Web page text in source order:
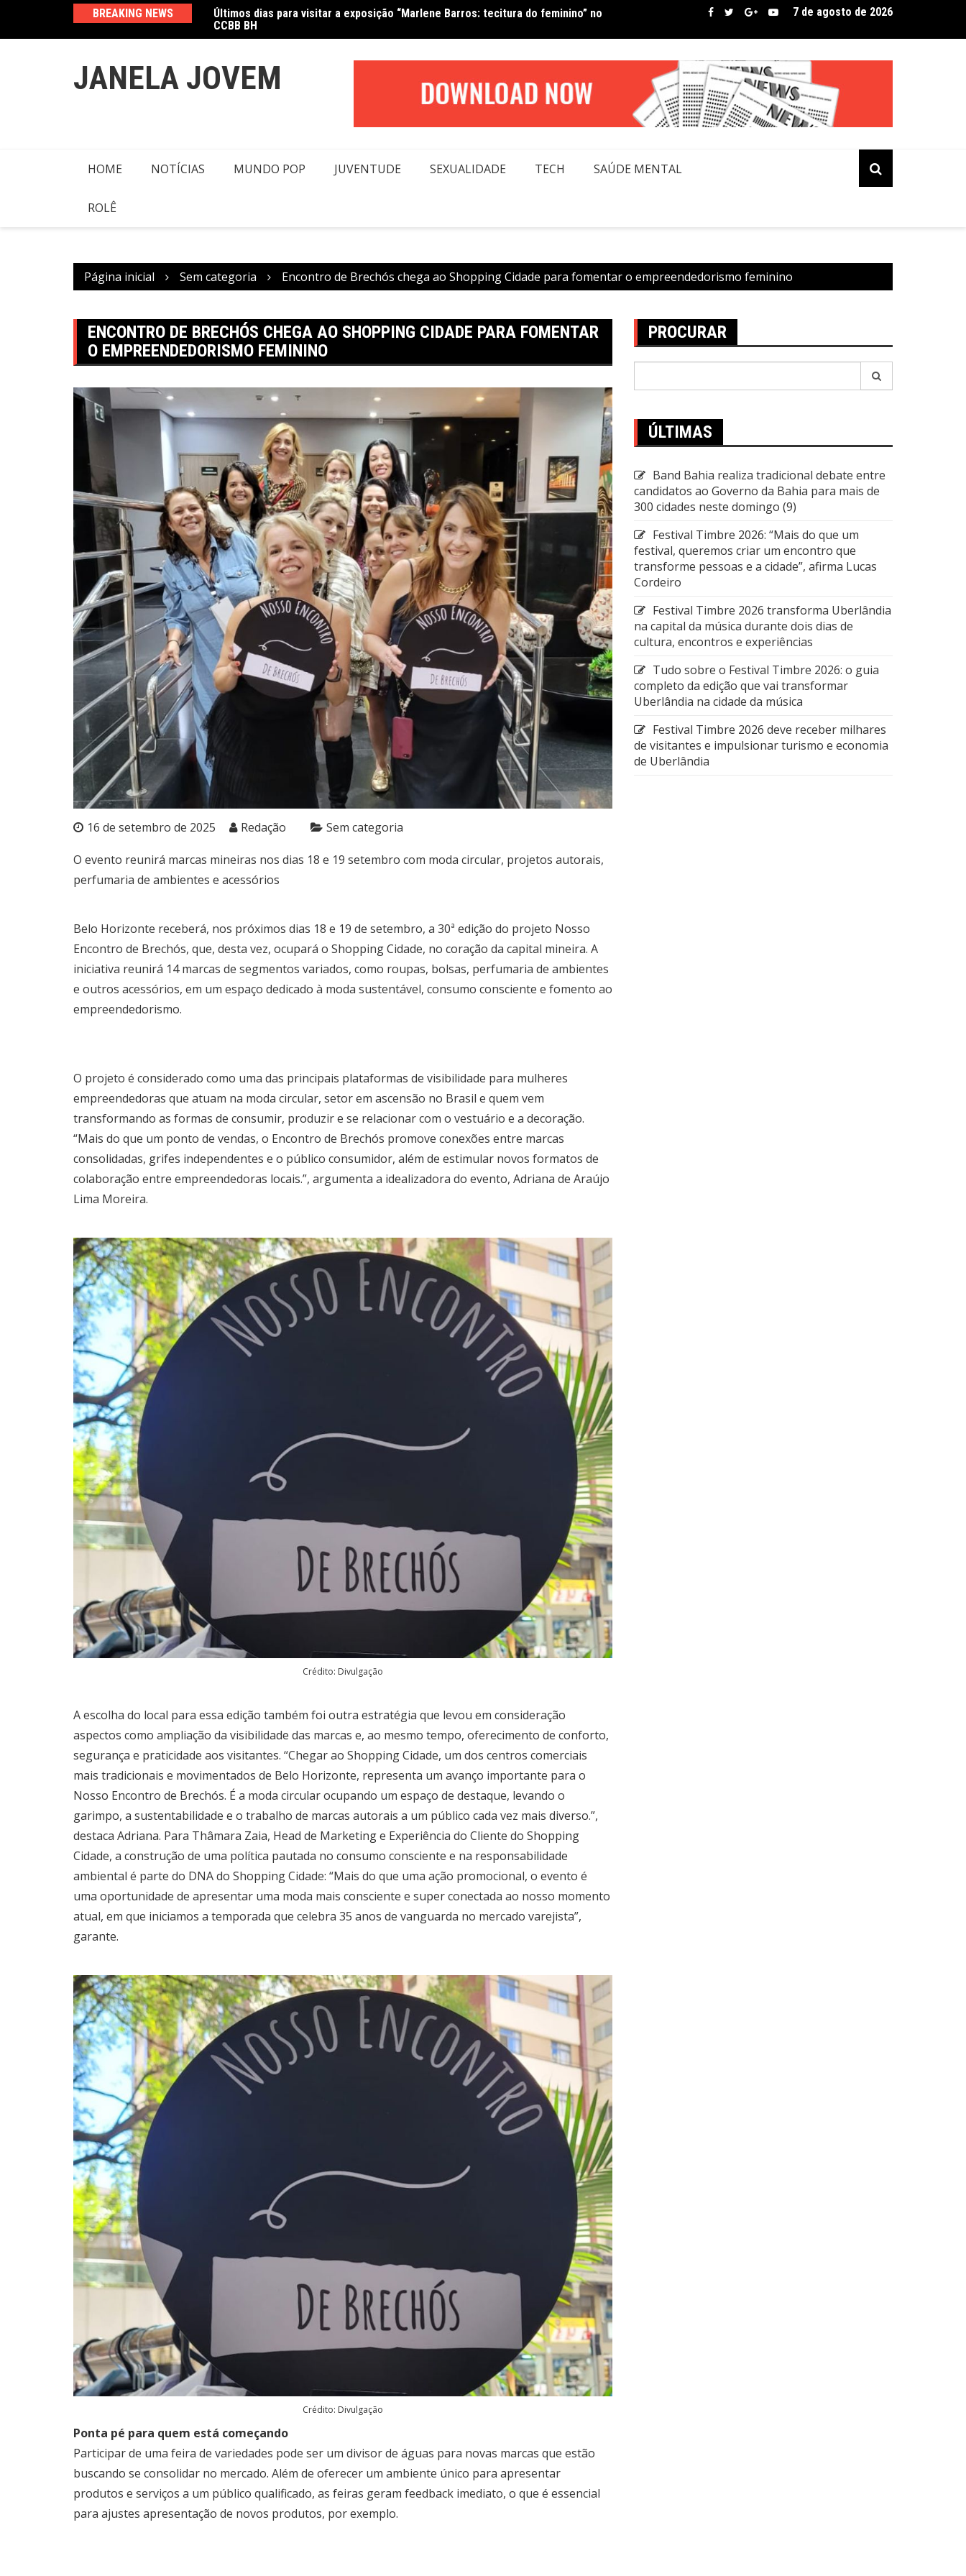
o
BREAKING NEWS
Barros: tecitura do feminino” no Amanda Mangili transforma beleza e inclusão em conexão real nas redes
Van Nobre assina lista de convidados em festival que revela novos
7 de agosto de 2026
JANELA JOVEM
HOME NOTÍCIAS MUNDO POP JUVENTUDE SEXUALIDADE TECH SAÚDE MENTAL
ROLÊ
Página inicial Sem categoria Encontro de Brechós chega ao Shopping Cidade para fomentar o empreendedorismo feminino
ENCONTRO DE BRECHÓS CHEGA AO SHOPPING CIDADE PARA FOMENTAR
O EMPREENDEDORISMO FEMININO
16 de setembro de 2025 Redação Sem categoria
O evento reunirá marcas mineiras nos dias 18 e 19 setembro com moda circular, projetos autorais,
perfumaria de ambientes e acessórios
Belo Horizonte receberá, nos próximos dias 18 e 19 de setembro, a 30ª edição do projeto Nosso
Encontro de Brechós, que, desta vez, ocupará o Shopping Cidade, no coração da capital mineira. A
iniciativa reunirá 14 marcas de segmentos variados, como roupas, bolsas, perfumaria de ambientes
e outros acessórios, em um espaço dedicado à moda sustentável, consumo consciente e fomento ao
empreendedorismo.
O projeto é considerado como uma das principais plataformas de visibilidade para mulheres
empreendedoras que atuam na moda circular, setor em ascensão no Brasil e quem vem
transformando as formas de consumir, produzir e se relacionar com o vestuário e a decoração.
“Mais do que um ponto de vendas, o Encontro de Brechós promove conexões entre marcas
consolidadas, grifes independentes e o público consumidor, além de estimular novos formatos de
colaboração entre empreendedoras locais.”, argumenta a idealizadora do evento, Adriana de Araújo
Lima Moreira.
Crédito: Divulgação
A escolha do local para essa edição também foi outra estratégia que levou em consideração
aspectos como ampliação da visibilidade das marcas e, ao mesmo tempo, oferecimento de conforto,
segurança e praticidade aos visitantes. “Chegar ao Shopping Cidade, um dos centros comerciais
mais tradicionais e movimentados de Belo Horizonte, representa um avanço importante para o
Nosso Encontro de Brechós. É a moda circular ocupando um espaço de destaque, levando o
garimpo, a sustentabilidade e o trabalho de marcas autorais a um público cada vez mais diverso.”,
destaca Adriana. Para Thâmara Zaia, Head de Marketing e Experiência do Cliente do Shopping
Cidade, a construção de uma política pautada no consumo consciente e na responsabilidade
ambiental é parte do DNA do Shopping Cidade: “Mais do que uma ação promocional, o evento é
uma oportunidade de apresentar uma moda mais consciente e super conectada ao nosso momento
atual, em que iniciamos a temporada que celebra 35 anos de vanguarda no mercado varejista”,
garante.
Crédito: Divulgação
Ponta pé para quem está começando
Participar de uma feira de variedades pode ser um divisor de águas para novas marcas que estão
buscando se consolidar no mercado. Além de oferecer um ambiente único para apresentar
produtos e serviços a um público qualificado, as feiras geram feedback imediato, o que é essencial
para ajustes apresentação de novos produtos, por exemplo.
PROCURAR
ÚLTIMAS
Band Bahia realiza tradicional debate entre
candidatos ao Governo da Bahia para mais de
300 cidades neste domingo (9)
Festival Timbre 2026: “Mais do que um
festival, queremos criar um encontro que
transforme pessoas e a cidade”, afirma Lucas
Cordeiro
Festival Timbre 2026 transforma Uberlândia
na capital da música durante dois dias de
cultura, encontros e experiências
Tudo sobre o Festival Timbre 2026: o guia
completo da edição que vai transformar
Uberlândia na cidade da música
Festival Timbre 2026 deve receber milhares
de visitantes e impulsionar turismo e economia
de Uberlândia